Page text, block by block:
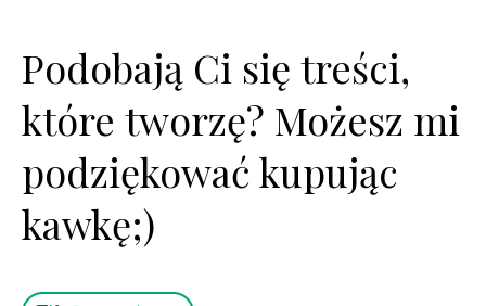
Podobają Ci się treści,
które tworzę? Możesz mi
podziękować kupując
kawkę;)